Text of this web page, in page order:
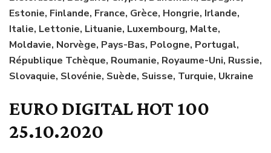
Estonie, Finlande, France, Grèce, Hongrie, Irlande,
Italie, Lettonie, Lituanie, Luxembourg, Malte,
Moldavie, Norvège, Pays-Bas, Pologne, Portugal,
République Tchèque, Roumanie, Royaume-Uni, Russie,
Slovaquie, Slovénie, Suède, Suisse, Turquie, Ukraine
EURO DIGITAL HOT 100
25.10.2020